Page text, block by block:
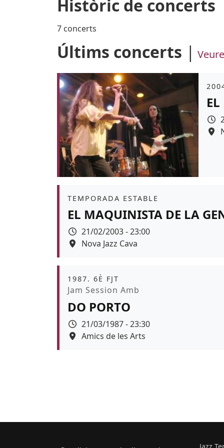
Històric de concerts
7 concerts
Últims concerts
Àmbit
TEMPORADA ESTABLE
EL MAQUINISTA DE LA
Data
21/02/2003 - 23:00
Espai
Nova Jazz Cava
Àmbit
1987. 6È FJT
Promoció
Jam Session Amb
DO PORTO
Data
21/03/1987 - 23:30
Espai
Amics de les Arts